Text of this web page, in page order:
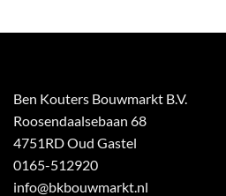
Ben Kouters Bouwmarkt B.V.
Roosendaalsebaan 68
4751RD Oud Gastel
0165-512920
info@bkbouwmarkt.nl